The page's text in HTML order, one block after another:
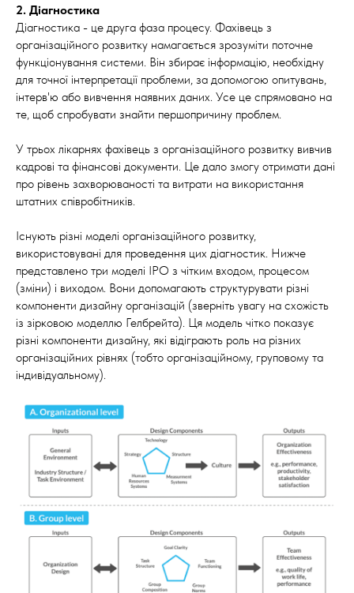
2. Діагностика
Діагностика - це друга фаза процесу. Фахівець з
організаційного розвитку намагається зрозуміти поточне
функціонування системи. Він збирає інформацію, необхідну
для точної інтерпретації проблеми, за допомогою опитувань,
інтерв'ю або вивчення наявних даних. Усе це спрямовано на
те, щоб спробувати знайти першопричину проблем.
У трьох лікарнях фахівець з організаційного розвитку вивчив
кадрові та фінансові документи. Це дало змогу отримати дані
про рівень захворюваності та витрати на використання
штатних співробітників.
Існують різні моделі організаційного розвитку,
використовувані для проведення цих діагностик. Нижче
представлено три моделі IPO з чітким входом, процесом
(зміни) і виходом. Вони допомагають структурувати різні
компоненти дизайну організацій (зверніть увагу на схожість
із зірковою моделлю Гелбрейта). Ця модель чітко показує
різні компоненти дизайну, які відіграють роль на різних
організаційних рівнях (тобто організаційному, груповому та
індивідуальному).